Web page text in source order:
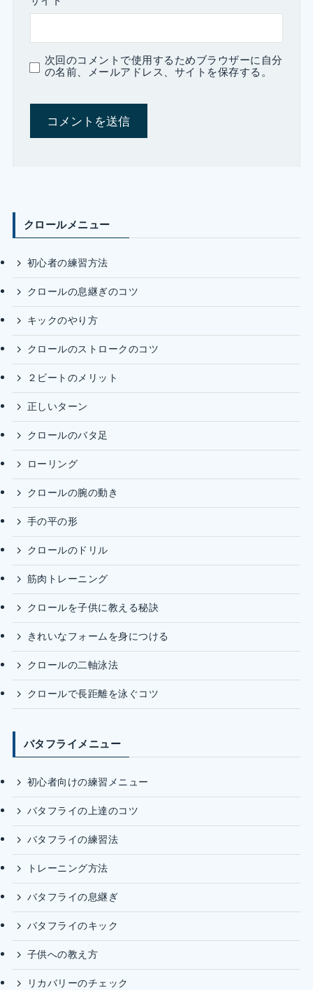
次回のコメントで使用するためブラウザーに自分
の名前、メールアドレス、サイトを保存する。
クロールメニュー
初心者の練習方法
クロールの息継ぎのコツ
キックのやり方
クロールのストロークのコツ
２ビートのメリット
正しいターン
クロールのバタ足
ローリング
クロールの腕の動き
手の平の形
クロールのドリル
筋肉トレーニング
クロールを子供に教える秘訣
きれいなフォームを身につける
クロールの二軸泳法
クロールで長距離を泳ぐコツ
バタフライメニュー
初心者向けの練習メニュー
バタフライの上達のコツ
バタフライの練習法
トレーニング方法
バタフライの息継ぎ
バタフライのキック
子供への教え方
リカバリーのチェック